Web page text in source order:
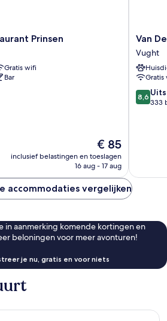
Prinsen
Gratis wifi
Bar
De
prijs
€ 85
inclusief belastingen en toeslagen
16 aug - 17 aug
Van
Der
Valk
Hotel
's-
-
Van
Vught
Gratis
8.6
van
8,6
333
accommodaties vergelijken
in aanmerking komende kortingen en
beloningen voor meer avonturen!
je nu, gratis en voor niets